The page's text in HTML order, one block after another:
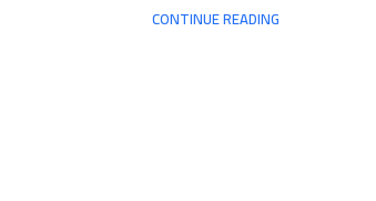
CONTINUE READING